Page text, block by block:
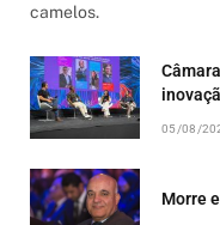
camelos.
05/08/
Morre